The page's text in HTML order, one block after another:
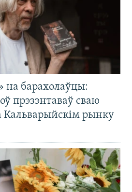
на барахолаўцы:
прэзэнтаваў сваю
Кальварыйскім рынку